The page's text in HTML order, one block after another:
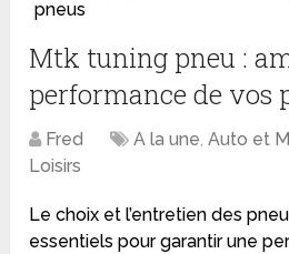
pneus
Mtk tuning pneu :
performance de vos
Fred A la une,Auto et
Loisirs
Le choix et l’entretien des
essentiels pour garantir une